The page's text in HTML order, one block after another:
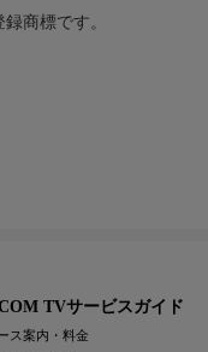
商標です。
TVサービスガイド
ス案内・料金